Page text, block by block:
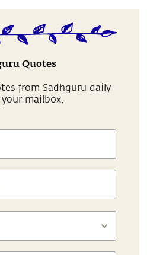
Quotes
from Sadhguru daily
mailbox.